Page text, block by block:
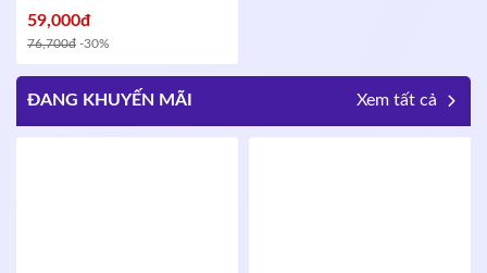
59,000đ
76,700đ -30%
ĐANG KHUYẾN MÃI Xem tất cả